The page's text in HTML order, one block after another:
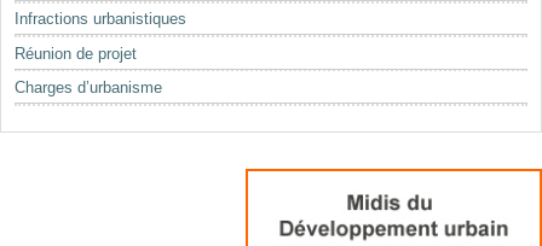
Infractions urbanistiques
Réunion de projet
Charges d’urbanisme